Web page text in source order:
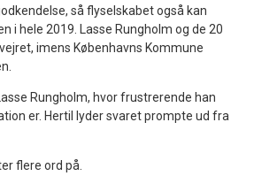
så flyselskabet også kan
i hele 2019. Lasse Rungholm og de 20
imens Københavns Kommune
Rungholm, hvor frustrerende han
er. Hertil lyder svaret prompte ud fra
flere ord på.